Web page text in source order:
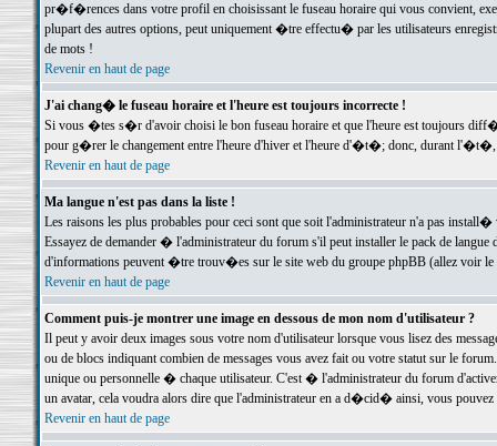
pr�f�rences dans votre profil en choisissant le fuseau horaire qui vous convient,
plupart des autres options, peut uniquement �tre effectu� par les utilisateurs
de mots !
Revenir en haut de page
J'ai chang� le fuseau horaire et l'heure est toujours incorrecte !
Si vous �tes s�r d'avoir choisi le bon fuseau horaire et que l'heure est toujours
pour g�rer le changement entre l'heure d'hiver et l'heure d'�t�; donc, durant
Revenir en haut de page
Ma langue n'est pas dans la liste !
Les raisons les plus probables pour ceci sont que soit l'administrateur n'a pas
Essayez de demander � l'administrateur du forum s'il peut installer le pack de
d'informations peuvent �tre trouv�es sur le site web du groupe phpBB (allez voir le
Revenir en haut de page
Comment puis-je montrer une image en dessous de mon nom d'utilisateur ?
Il peut y avoir deux images sous votre nom d'utilisateur lorsque vous lisez des
ou de blocs indiquant combien de messages vous avez fait ou votre statut sur le
unique ou personnelle � chaque utilisateur. C'est � l'administrateur du forum
un avatar, cela voudra alors dire que l'administrateur en a d�cid� ainsi, vous
Revenir en haut de page